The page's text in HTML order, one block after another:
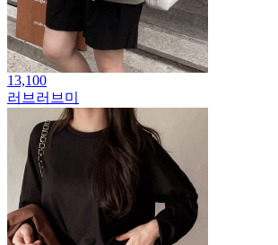
13,100
러브러브미